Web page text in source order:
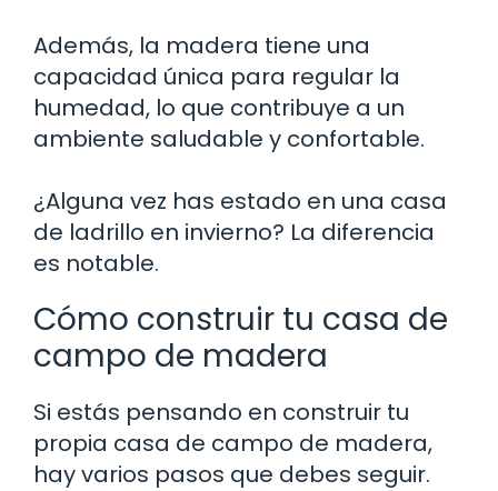
Además, la madera tiene una
capacidad única para regular la
humedad, lo que contribuye a un
ambiente saludable y confortable.
¿Alguna vez has estado en una casa
de ladrillo en invierno? La diferencia
es notable.
Cómo construir tu casa de
campo de madera
Si estás pensando en construir tu
propia casa de campo de madera,
hay varios pasos que debes seguir.